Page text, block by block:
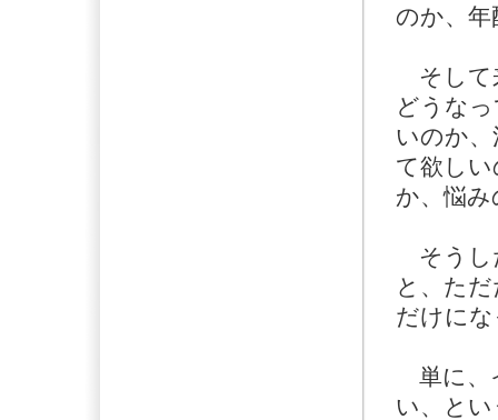
のか、年
そして
どうな
いのか
て欲し
か、悩
そうし
と、た
だけに
単に、
い、と